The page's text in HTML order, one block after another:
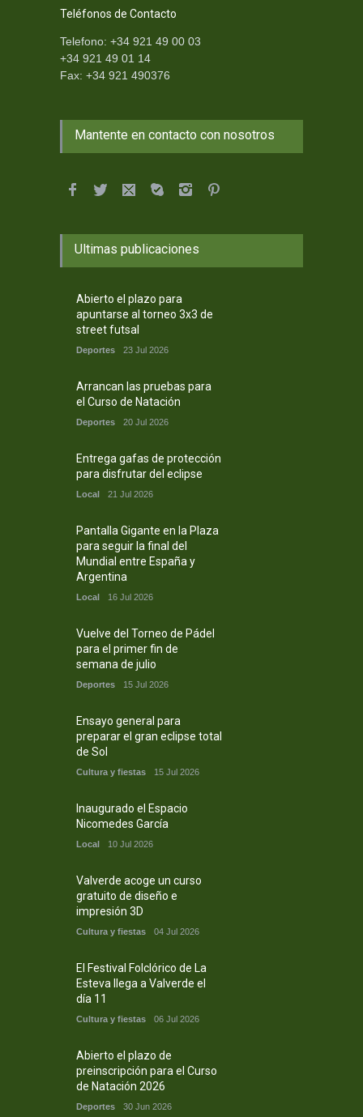
Teléfonos de Contacto
Telefono: +34 921 49 00 03
+34 921 49 01 14
Fax: +34 921 490376
Mantente en contacto con nosotros
Ultimas publicaciones
Abierto el plazo para
apuntarse al torneo 3x3 de
street futsal
Deportes 23 Jul 2026
Arrancan las pruebas para
el Curso de Natación
Deportes 20 Jul 2026
Entrega gafas de protección
para disfrutar del eclipse
Local 21 Jul 2026
Pantalla Gigante en la Plaza
para seguir la final del
Mundial entre España y
Argentina
Local 16 Jul 2026
Vuelve del Torneo de Pádel
para el primer fin de
semana de julio
Deportes 15 Jul 2026
Ensayo general para
preparar el gran eclipse total
de Sol
Cultura y fiestas 15 Jul 2026
Inaugurado el Espacio
Nicomedes García
Local 10 Jul 2026
Valverde acoge un curso
gratuito de diseño e
impresión 3D
Cultura y fiestas 04 Jul 2026
El Festival Folclórico de La
Esteva llega a Valverde el
día 11
Cultura y fiestas 06 Jul 2026
Abierto el plazo de
preinscripción para el Curso
de Natación 2026
Deportes 30 Jun 2026